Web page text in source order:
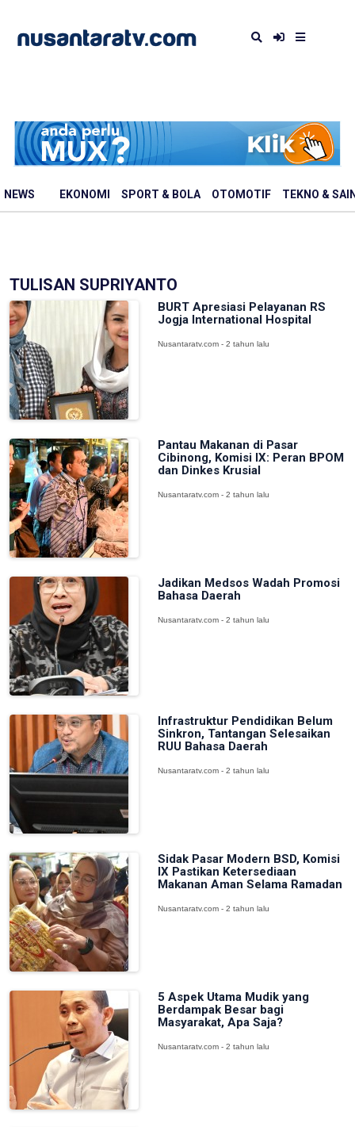
NEWS EKONOMI SPORT & BOLA OTOMOTIF TEKNO &
TULISAN SUPRIYANTO
BURT Apresiasi Pelayanan RS
Jogja International Hospital
Nusantaratv.com - 2 tahun lalu
Pantau Makanan di Pasar
Cibinong, Komisi IX: Peran BPOM
dan Dinkes Krusial
Nusantaratv.com - 2 tahun lalu
Jadikan Medsos Wadah Promosi
Bahasa Daerah
Nusantaratv.com - 2 tahun lalu
Infrastruktur Pendidikan Belum
Sinkron, Tantangan Selesaikan
RUU Bahasa Daerah
Nusantaratv.com - 2 tahun lalu
Sidak Pasar Modern BSD, Komisi
IX Pastikan Ketersediaan
Makanan Aman Selama Ramadan
Nusantaratv.com - 2 tahun lalu
5 Aspek Utama Mudik yang
Berdampak Besar bagi
Masyarakat, Apa Saja?
Nusantaratv.com - 2 tahun lalu